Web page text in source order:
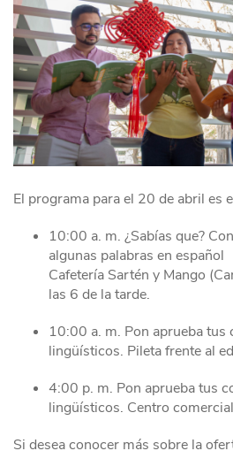
El programa para el 20 de abril es
10:00 a. m. ¿Sabías que?
algunas palabras en español
Cafetería Sartén y Mango
las 6 de la tarde.
10:00 a. m. Pon aprueba tus
lingüísticos. Pileta frente al
4:00 p. m. Pon aprueba tus
lingüísticos. Centro
Si desea conocer más sobre la